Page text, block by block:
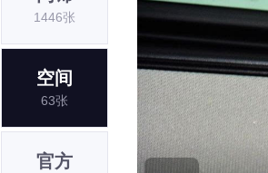
1446张
空间
63张
官方